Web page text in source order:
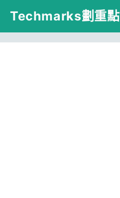
跳
主
Techmarks劃重點